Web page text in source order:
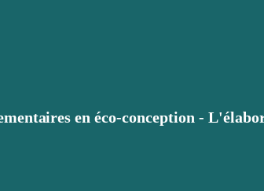
en éco-conception -